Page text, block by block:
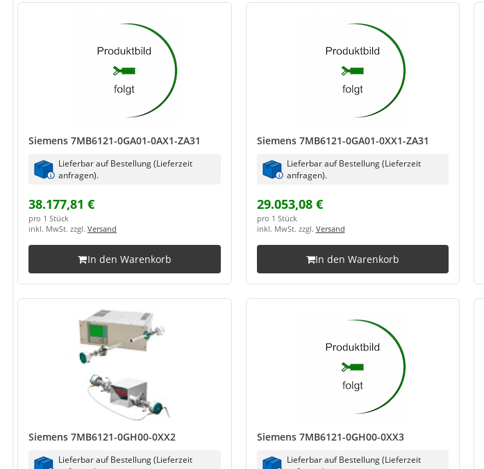
Siemens 7MB6121-0GA01-0AX1-ZA31
Lieferbar auf Bestellung (Lieferzeit
anfragen).
38.177,81 €
pro 1 Stück
inkl. MwSt. zzgl. Versand
In den Warenkorb
Siemens 7MB6121-0GA01-0XX1-ZA31
Lieferbar auf Bestellung (Lieferzeit
anfragen).
29.053,08 €
pro 1 Stück
inkl. MwSt. zzgl. Versand
In den Warenkorb
Siemens 7MB6121-0GH00-0XX2
Lieferbar auf Bestellung (Lieferzeit
Siemens 7MB6121-0GH00-0XX3
Lieferbar auf Bestellung (Lieferzeit